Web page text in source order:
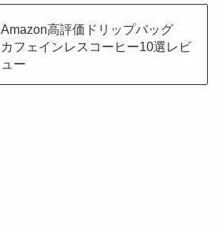
Amazon高評価ドリップバッグ
カフェインレスコーヒー10選レビ
ュー